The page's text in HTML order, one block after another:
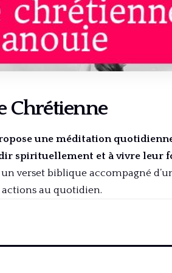
Chrétienne
une méditation
spirituellement et à vivre leur
verset biblique accompagné
au quotidien.